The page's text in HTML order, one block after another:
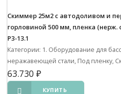
Скиммер 25м2 с автодоливом и
горловиной 500 мм, пленка (нерж.
Р3-13.1
Категории: 1. Оборудование для
неражавеющей стали, Под пленку,
63.730 ₽
КУПИТЬ